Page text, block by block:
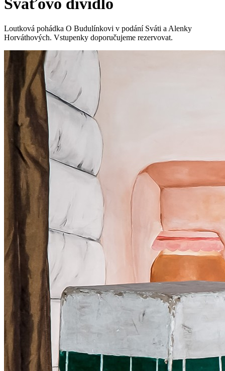
Sváťovo dividlo
Loutková pohádka O Budulínkovi v podání Sváti a Alenky
Horváthových. Vstupenky doporučujeme rezervovat.